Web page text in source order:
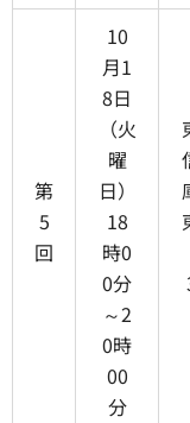
第
5
回
10
月1
8日
（火
曜
日）
18
時0
0分
～2
0時
00
分